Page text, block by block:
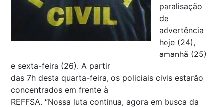
paralisação
de
advertência
hoje (24),
amanhã (25)
e sexta-feira (26). A partir
das 7h desta quarta-feira, os policiais civis estarão
concentrados em frente à
REFFSA. “Nossa luta continua, agora em busca da